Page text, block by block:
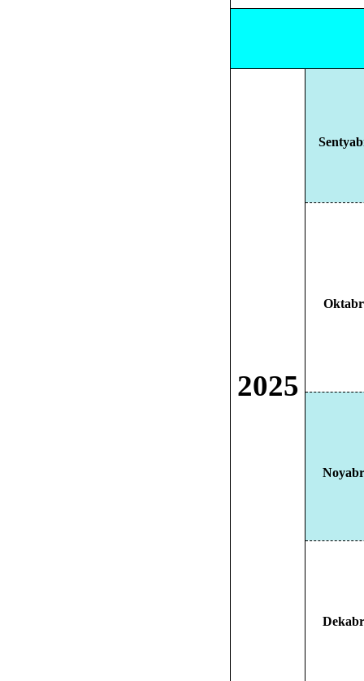
2025
Oktabr
Noyabr
Dekabr